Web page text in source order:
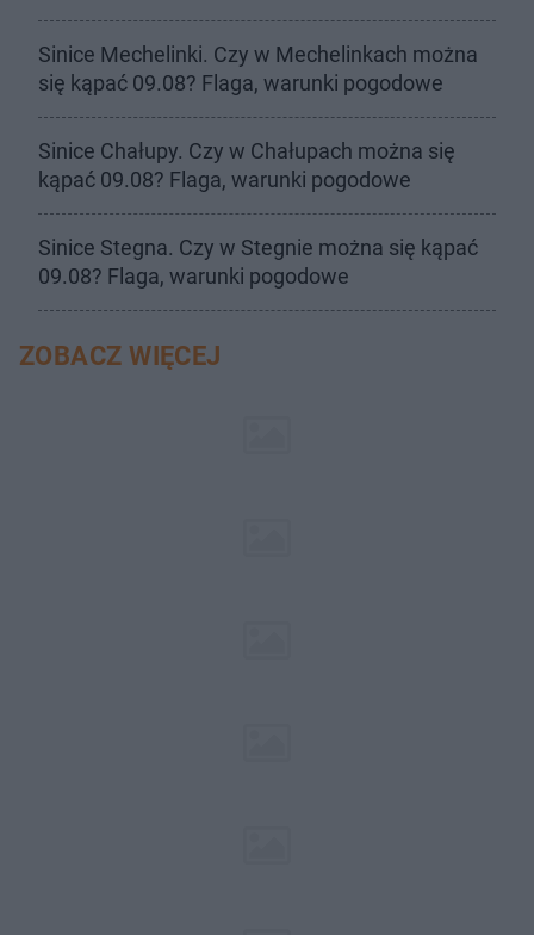
Sinice Mechelinki. Czy w Mechelinkach można
się kąpać 09.08? Flaga, warunki pogodowe
Sinice Chałupy. Czy w Chałupach można się
kąpać 09.08? Flaga, warunki pogodowe
Sinice Stegna. Czy w Stegnie można się kąpać
09.08? Flaga, warunki pogodowe
ZOBACZ WIĘCEJ